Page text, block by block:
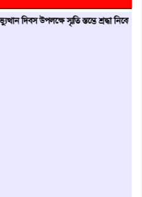
স্মৃতি স্তম্ভে শ্রদ্ধা নিবেদন